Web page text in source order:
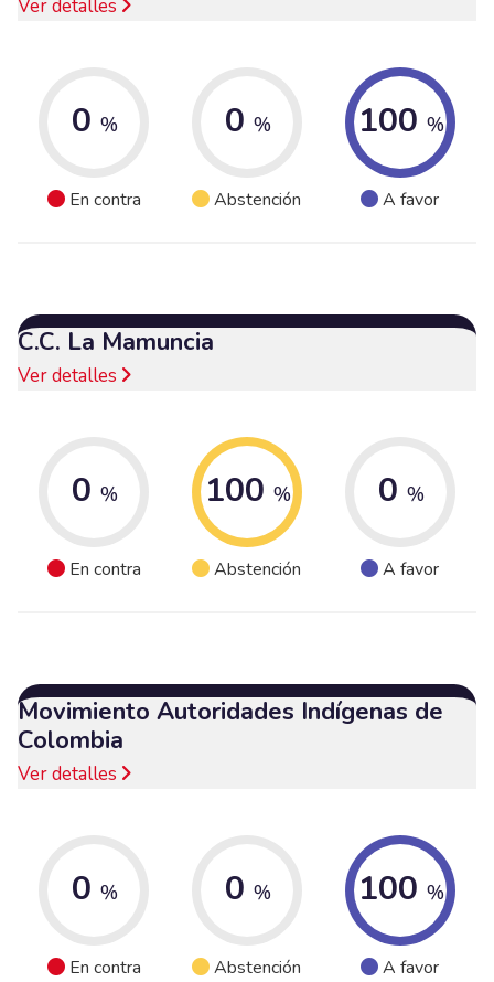
Ver detalles
0 %
En contra
0 %
Abstención
100 %
A favor
C.C. La Mamuncia
Ver detalles
0 %
En contra
100 %
Abstención
0 %
A favor
Movimiento Autoridades Indígenas de
Colombia
Ver detalles
0 %
En contra
0 %
Abstención
100 %
A favor